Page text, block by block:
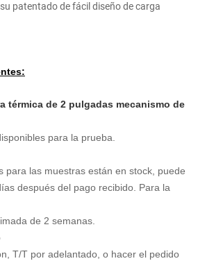
patentado de fácil diseño de carga
térmica de 2 pulgadas mecanismo de
para la prueba.
para las muestras están en stock, puede
después del pago recibido. Para la
de 2 semanas.
T/T por adelantado, o hacer el pedido